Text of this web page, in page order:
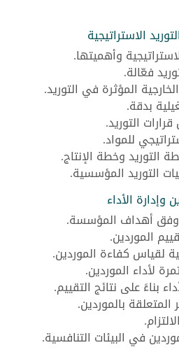
الاستراتيجية
وأهميتها.
فعّالة.
المؤثرة في التوريد.
بدقة.
التوريد.
للمواد.
التوريد وخطة الإنتاج.
التوريد المؤسسية.
وإدارة الأداء
وفق أهداف المؤسسة.
الموردين.
لقياس كفاءة الموردين.
لأداء الموردين.
بناءً على نتائج التقييم.
بالموردين.
في البيئات التنافسية.